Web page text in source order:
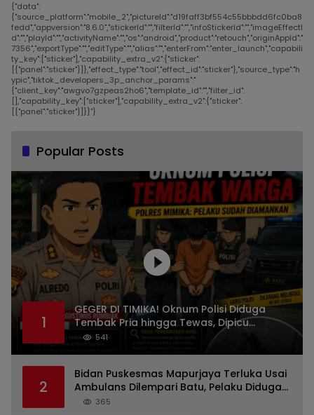
{"data":
{"source_platform":"mobile_2","pictureId":"d19faff3bf554c55bbbdd6fc0ba8
fedd","appversion":"8.6.0","stickerId":"","filterId":"","infoStickerId":"","imageEffectI
d":"","playId":"","activityName":"","os":"android","product":"retouch","originAppId":"
7356","exportType":"","editType":"","alias":"","enterFrom":"enter_launch","capabili
ty_key":["sticker"],"capability_extra_v2":{"sticker":
[{"panel":"sticker"}]},"effect_type":"tool","effect_id":"sticker"},"source_type":"h
ypic","tiktok_developers_3p_anchor_params":"
{"client_key":"awgvo7gzpeas2ho6","template_id":"","filter_id":
[],"capability_key":["sticker"],"capability_extra_v2":{"sticker":
[{"panel":"sticker"}]}}"}
Popular Posts
1
GEGER DI TIMIKA! Oknum Polisi Diduga
Tembak Pria hingga Tewas, Dipicu
Dugaan Persoalan Rumah Tangga
541
2
Bidan Puskesmas Mapurjaya Terluka Usai
Ambulans Dilempari Batu, Pelaku Diduga
Kelompok Mabuk di Jalan Poros Timika
365